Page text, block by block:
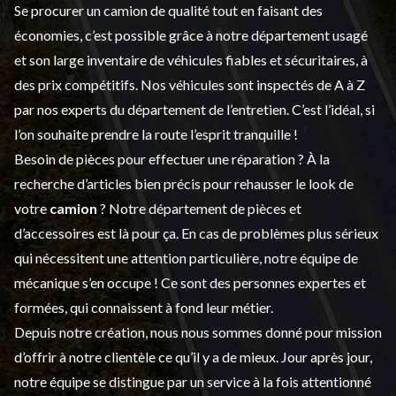
Se procurer un camion de qualité tout en faisant des
économies, c’est possible grâce à notredépartement usagé
et son large inventaire de véhicules fiables et sécuritaires, à
des prix compétitifs. Nos véhicules sont inspectés de A à Z
par nos experts du département de l’entretien . C’est l’idéal, si
l’on souhaite prendre la route l’esprit tranquille !
Besoin de pièces pour effectuer une réparation ? À la
recherche d’articles bien précis pour rehausser le look de
votre camion ? Notre département depièces et
d’accessoiresest là pour ça. En cas de problèmes plus sérieux
qui nécessitent une attention particulière, notre équipe de
mécanique s’en occupe ! Ce sont des personnes expertes et
formées, qui connaissent à fond leur métier.
Depuis notre création, nous nous sommes donné pour mission
d’offrir à notre clientèle ce qu’il y a de mieux. Jour après jour,
notre équipe se distingue par un service à la fois attentionné